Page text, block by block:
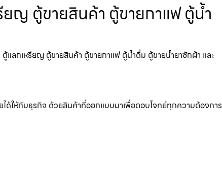
ญ ตู้ขายสินค้า ตู้ขายกาแฟ ตู้น้ำ
แลกเหรียญ ตู้ขายสินค้า ตู้ขายกาแฟ ตู้น้ำดื่ม ตู้ขายน้ำยาซักผ้า และ
ได้ให้กับธุรกิจ ด้วยสินค้าที่ออกแบบมาเพื่อตอบโจทย์ทุกความต้องการ